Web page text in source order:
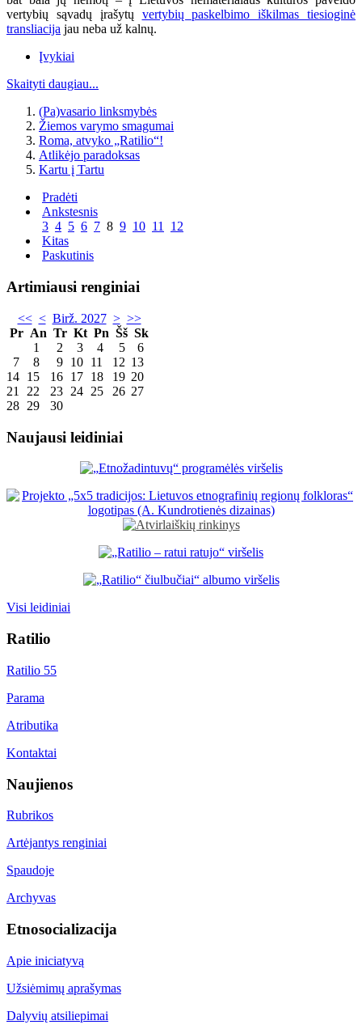
vertybių sąvadų įrašytų vertybių paskelbimo iškilmas tiesioginė
transliacija jau neba už kalnų.
Įvykiai
Skaityti daugiau...
(Pa)vasario linksmybės
Žiemos varymo smagumai
Roma, atvyko „Ratilio“!
Atlikėjo paradoksas
Kartu į Tartu
Pradėti
Ankstesnis
3 4 5 6 7 8 9 10 11 12
Kitas
Paskutinis
Artimiausi renginiai
<< < Birž. 2027 > >>
Pr An Tr Kt Pn Šš Sk
1
2 3 4 5
6
7
8 9 10 11 12 13
14 15 16 17 18 19 20
21
22 23 24 25 26 27
28 29 30
Naujausi leidiniai
Visi leidiniai
Ratilio
Ratilio 55
Parama
Atributika
Kontaktai
Naujienos
Rubrikos
Artėjantys renginiai
Spaudoje
Archyvas
Etnosocializacija
Apie iniciatyvą
Užsiėmimų aprašymas
Dalyvių atsiliepimai